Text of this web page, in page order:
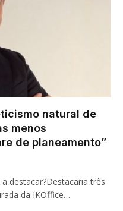
natural de
menos
de planeamento”
destacar?Destacaria três
da IKOffice…